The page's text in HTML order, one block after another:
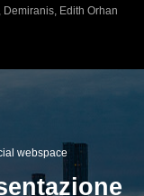
Edith Orhan
webspace